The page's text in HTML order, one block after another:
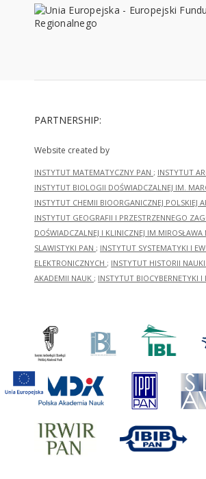
PARTNERSHIP:
Website created by
INSTYTUT MATEMATYCZNY PAN ; INSTYTUT
INSTYTUT BIOLOGII DOŚWIADCZALNEJ IM.
INSTYTUT CHEMII BIOORGANICZNEJ POLSKIEJ
INSTYTUT GEOGRAFII I PRZESTRZENNEGO
DOŚWIADCZALNEJ I KLINICZNEJ
SLAWISTYKI PAN ; INSTYTUT SYSTEMATYKI I
ELEKTRONICZNYCH ; INSTYTUT HISTORII
AKADEMII NAUK ; INSTYTUT BIOCYBERNETYKI I